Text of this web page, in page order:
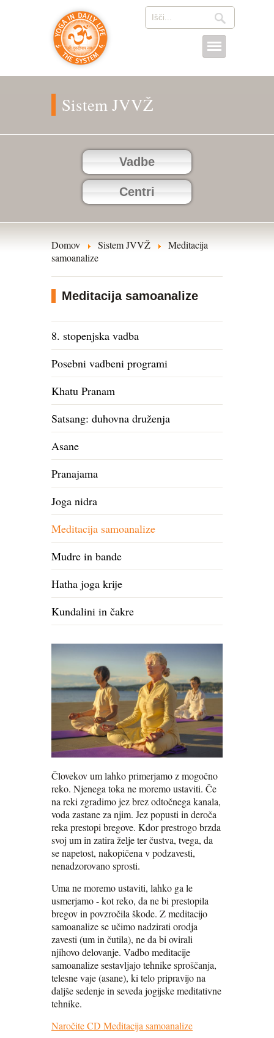
Sistem JVVŽ
Vadbe
Centri
Domov Sistem JVVŽ
Meditacija
samoanalize
Meditacija samoanalize
8. stopenjska vadba
Posebni vadbeni programi
Khatu Pranam
Satsang: duhovna druženja
Asane
Pranajama
Joga nidra
Meditacija samoanalize
Mudre in bande
Hatha joga krije
Kundalini in čakre
Človekov um lahko primerjamo z mogočno
reko. Njenega toka ne moremo ustaviti. Če
na reki zgradimo jez brez odtočnega kanala,
voda zastane za njim. Jez popusti in deroča
reka prestopi bregove. Kdor prestrogo brzda
svoj um in zatira želje ter čustva, tvega, da
se napetost, nakopičena v podzavesti,
nenadzorovano sprosti.
Uma ne moremo ustaviti, lahko ga le
usmerjamo - kot reko, da ne bi prestopila
bregov in povzročila škode. Z meditacijo
samoanalize se učimo nadzirati orodja
zavesti (um in čutila), ne da bi ovirali
njihovo delovanje. Vadbo meditacije
samoanalize sestavljajo tehnike sproščanja,
telesne vaje (asane), ki telo pripravijo na
daljše sedenje in seveda jogijske meditativne
tehnike.
Naročite CD Meditacija samoanalize